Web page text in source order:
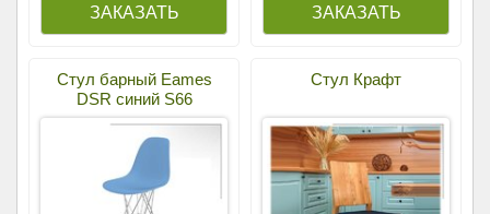
Стул барный Eames
DSR синий S66
Стул Крафт